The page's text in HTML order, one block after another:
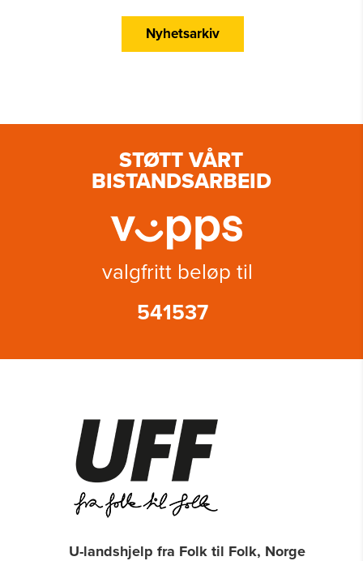
Nyhetsarkiv
STØTT VÅRT
BISTANDSARBEID
valgfritt beløp til
541537
U-landshjelp fra Folk til Folk, Norge